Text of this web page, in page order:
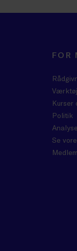
FOR
Kurser
Politik
Se